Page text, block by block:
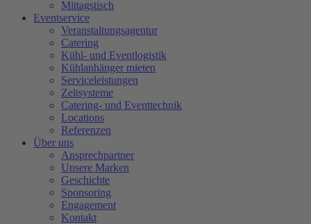
Mittagstisch
Eventservice
Veranstaltungsagentur
Catering
Kühl- und Eventlogistik
Kühlanhänger mieten
Serviceleistungen
Zeltsysteme
Catering- und Eventtechnik
Locations
Referenzen
Über uns
Ansprechpartner
Unsere Marken
Geschichte
Sponsoring
Engagement
Kontakt